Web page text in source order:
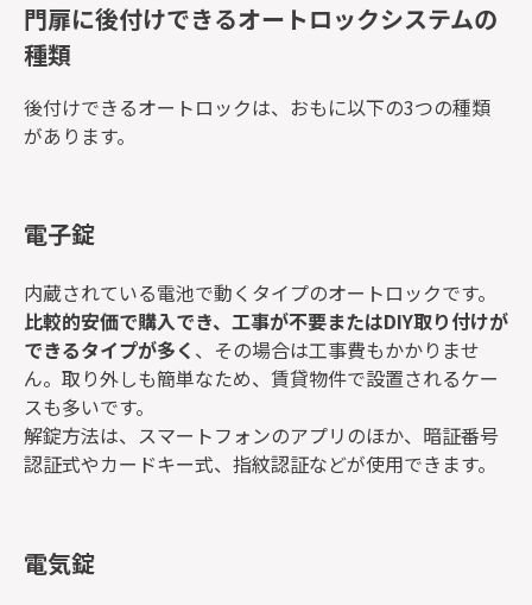
門扉に後付けできるオートロックシステムの
種類
後付けできるオートロックは、おもに以下の3つの種類
があります。
電子錠
内蔵されている電池で動くタイプのオートロックです。
比較的安価で購入でき、工事が不要またはDIY取り付けが
できるタイプが多く 、その場合は工事費もかかりませ
ん。取り外しも簡単なため、賃貸物件で設置されるケー
スも多いです。
解錠方法は、スマートフォンのアプリのほか、暗証番号
認証式やカードキー式、指紋認証などが使用できます。
電気錠